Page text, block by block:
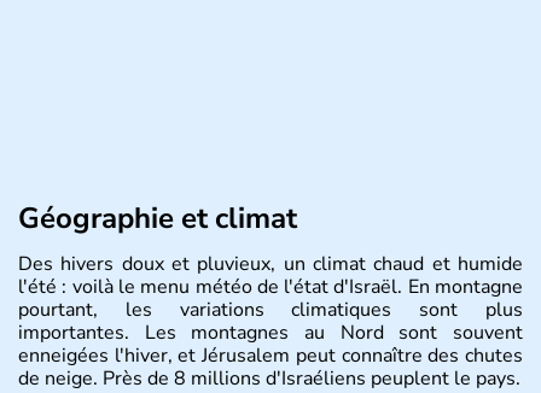
Géographie et climat
Des hivers doux et pluvieux, un climat chaud et humide
l'été : voilà le menu météo de l'état d'Israël. En montagne
pourtant, les variations climatiques sont plus
importantes. Les montagnes au Nord sont souvent
enneigées l'hiver, et Jérusalem peut connaître des chutes
de neige. Près de 8 millions d'Israéliens peuplent le pays.